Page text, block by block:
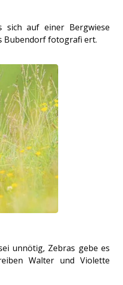
sich auf einer Bergwiese
Bubendorf fotografi ert.
unnötig, Zebras gebe es
Walter und Violette